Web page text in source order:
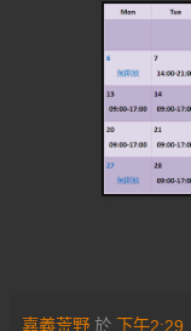
嘉義荒野 於 下午2:29